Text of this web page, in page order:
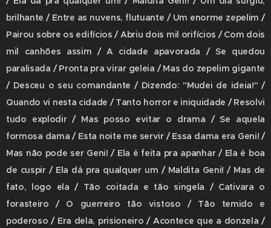
brilhante / Entre as nuvens, flutuante / Um enorme zepelim /
Pairou sobre os edifícios / Abriu dois mil orifícios / Com dois
mil canhões assim / A cidade apavorada / Se quedou
paralisada / Pronta pra virar geleia / Mas do zepelim gigante
/ Desceu o seu comandante / Dizendo: "Mudei de ideia!" /
Quando vi nesta cidade / Tanto horror e iniquidade / Resolvi
tudo explodir / Mas posso evitar o drama / Se aquela
formosa dama / Esta noite me servir / Essa dama era Geni! /
Mas não pode ser Geni! / Ela é feita pra apanhar / Ela é boa
de cuspir / Ela dá pra qualquer um / Maldita Geni! / Mas de
fato, logo ela / Tão coitada e tão singela / Cativara o
forasteiro / O guerreiro tão vistoso / Tão temido e
poderoso / Era dela, prisioneiro / Acontece que a donzela /